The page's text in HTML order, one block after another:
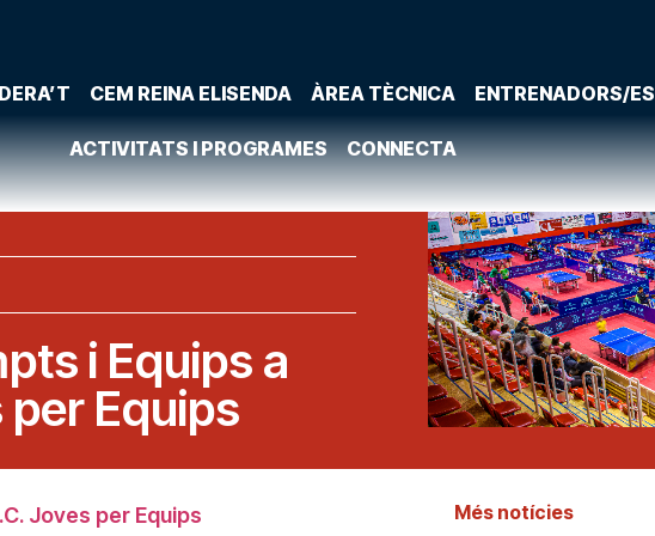
CEM REINA ELISENDA ÀREA TÈCNICA ENTRENADORS/ES
ACTIVITATS I PROGRAMES CONNECTA
i Equips a
per Equips
Joves per Equips Més notícies